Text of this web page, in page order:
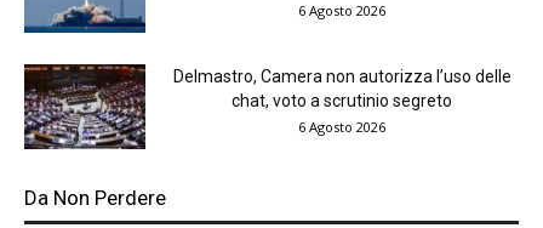
6 Agosto 2026
Delmastro, Camera non autorizza l’uso delle
chat, voto a scrutinio segreto
6 Agosto 2026
Da Non Perdere